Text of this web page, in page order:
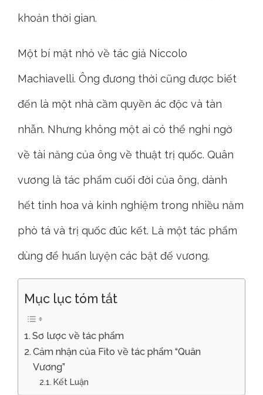
khoản thời gian.
Một bí mật nhỏ về tác giả Niccolo
Machiavelli. Ông đương thời cũng được biết
đến là một nhà cầm quyền ác độc và tàn
nhẫn. Nhưng không một ai có thể nghi ngờ
về tài năng của ông về thuật trị quốc. Quân
vương là tác phẩm cuối đời của ông, dành
hết tinh hoa và kinh nghiệm trong nhiều năm
phò tá và trị quốc đúc kết. Là một tác phẩm
dùng để huấn luyện các bật đế vương.
Mục lục tóm tắt
Sơ lược về tác phẩm
Cảm nhận của Fito về tác phẩm “Quân
Vương”
Kết Luận